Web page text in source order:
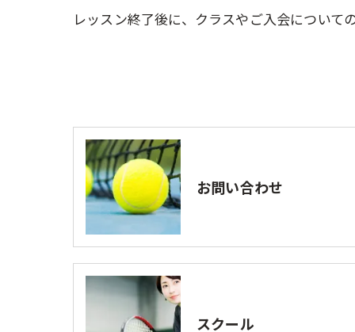
レッスン終了後に、クラスやご入会について
お問い合わせ
スクール